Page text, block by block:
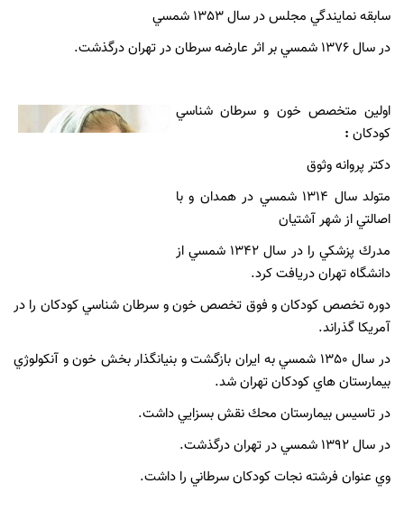
سابقه نمايندگي مجلس در سال 1353 شمسي
در سال 1376 شمسي بر اثر عارضه سرطان در تهران درگذشت.
اولين متخصص خون و سرطان شناسي
كودكان :
دكتر پروانه وثوق
متولد سال 1314 شمسي در همدان و با
اصالتي از شهر آشتيان
مدرك پزشكي را در سال 1342 شمسي از
دانشگاه تهران دريافت كرد.
دوره تخصص كودكان و فوق تخصص خون و سرطان شناسي كودكان را در
آمريكا گذراند.
در سال 1350 شمسي به ايران بازگشت و بنيانگذار بخش خون و آنكولوژي
بيمارستان هاي كودكان تهران شد.
در تاسيس بيمارستان محك نقش بسزايي داشت.
در سال 1392 شمسي در تهران درگذشت.
وي عنوان فرشته نجات كودكان سرطاني را داشت.